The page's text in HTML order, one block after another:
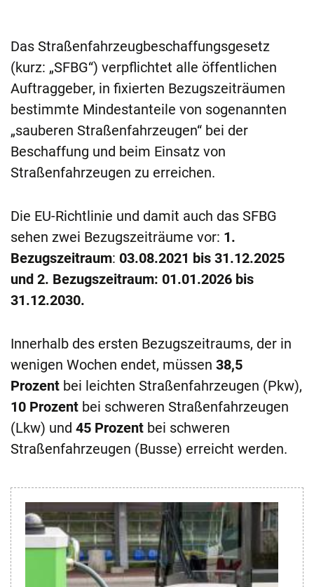
Das Straßenfahrzeugbeschaffungsgesetz
(kurz: „SFBG“) verpflichtet alle öffentlichen
Auftraggeber, in fixierten Bezugszeiträumen
bestimmte Mindestanteile von sogenannten
„sauberen Straßenfahrzeugen“ bei der
Beschaffung und beim Einsatz von
Straßenfahrzeugen zu erreichen.
Die EU-Richtlinie und damit auch das SFBG
sehen zwei Bezugszeiträume vor: 1.
Bezugszeitraum: 03.08.2021 bis 31.12.2025
und 2. Bezugszeitraum: 01.01.2026 bis
31.12.2030.
Innerhalb des ersten Bezugszeitraums, der in
wenigen Wochen endet, müssen 38,5
Prozent bei leichten Straßenfahrzeugen (Pkw),
10 Prozent bei schweren Straßenfahrzeugen
(Lkw) und 45 Prozent bei schweren
Straßenfahrzeugen (Busse) erreicht werden.